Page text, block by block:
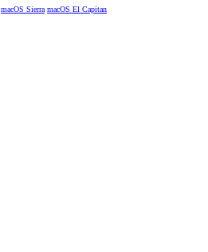
macOS Sierra macOS El Capitan